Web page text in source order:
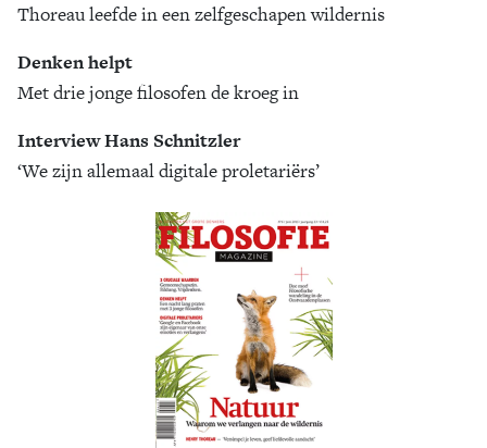
Thoreau leefde in een zelfgeschapen wildernis
Denken helpt
Met drie jonge filosofen de kroeg in
Interview Hans Schnitzler
‘We zijn allemaal digitale proletariërs’